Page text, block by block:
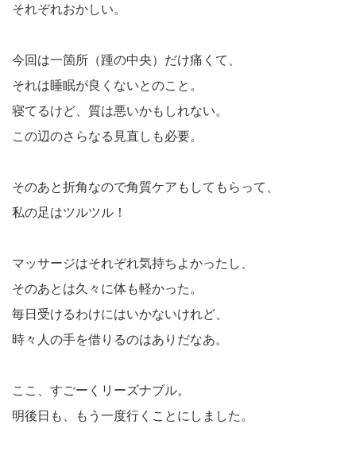
それぞれおかしい。
今回は一箇所（踵の中央）だけ痛くて、
それは睡眠が良くないとのこと。
寝てるけど、質は悪いかもしれない。
この辺のさらなる見直しも必要。
そのあと折角なので角質ケアもしてもらって、
私の足はツルツル！
マッサージはそれぞれ気持ちよかったし、
そのあとは久々に体も軽かった。
毎日受けるわけにはいかないけれど、
時々人の手を借りるのはありだなあ。
ここ、すごーくリーズナブル。
明後日も、もう一度行くことにしました。